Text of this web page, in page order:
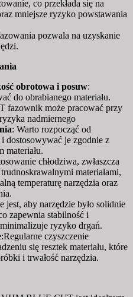
co przekłada się na
mniejsze ryzyko powstawania
pozwala na uzyskanie
obrotowa i posuw:
do obrabianego materiału.
fazownik może pracować przy
nadmiernego
: Warto rozpocząć od
dostosowywać je zgodnie z
materiału.
chłodziwa, zwłaszcza
materiałami,
temperaturę narzędzia oraz
jest, aby narzędzie było solidnie
zapewnia stabilność i
ryzyko drgań.
:Regularne czyszczenie
się resztek materiału, które
i trwałość narzędzia.